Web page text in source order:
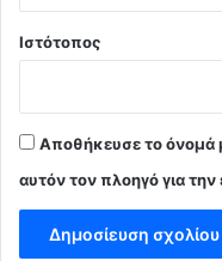
Ιστότοπος
Αποθήκευσε το όνομά
αυτόν τον πλοηγό για